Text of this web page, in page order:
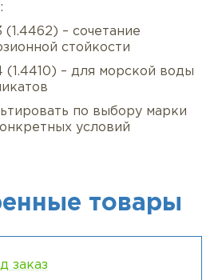
(1.4462) – сочетание
стойкости
(1.4410) – для морской воды
по выбору марки
условий
товары
заказ